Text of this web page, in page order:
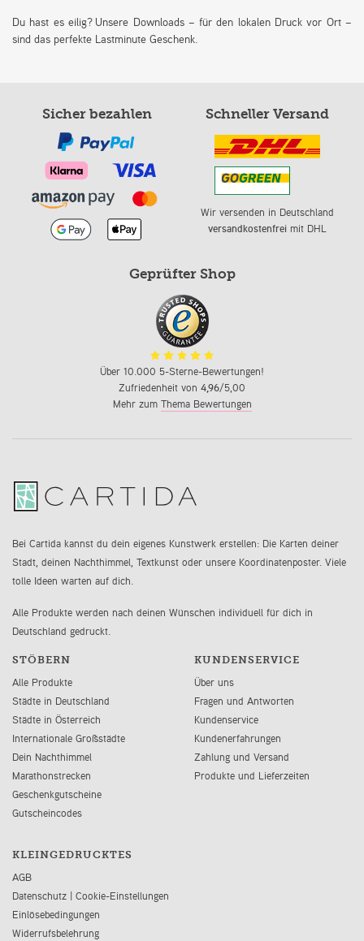
Du hast es eilig? Unsere Downloads – für den lokalen Druck vor Ort –
sind das perfekte Lastminute Geschenk.
Sicher bezahlen Schneller Versand
Wir versenden in Deutschland
versandkostenfreimit DHL
Geprüfter Shop
Über 10.000 5-Sterne-Bewertungen!
Zufriedenheit von 4,96/5,00
Mehr zum Thema Bewertungen
Bei Cartida kannst du dein eigenes Kunstwerk erstellen: Die Karten deiner
Stadt, deinen Nachthimmel, Textkunst oder unsere Koordinatenposter. Viele
tolle Ideen warten auf dich.
Alle Produkte werden nach deinen Wünschen individuell für dich in
Deutschland gedruckt.
STÖBERN
Alle Produkte
Städte in Deutschland
Städte in Österreich
Internationale Großstädte
Dein Nachthimmel
Marathonstrecken
Geschenkgutscheine
Gutscheincodes
KUNDENSERVICE
Über uns
Fragen und Antworten
Kundenservice
Kundenerfahrungen
Zahlung und Versand
Produkte und Lieferzeiten
KLEINGEDRUCKTES
AGB
Datenschutz | Cookie-Einstellungen
Einlösebedingungen
Widerrufsbelehrung